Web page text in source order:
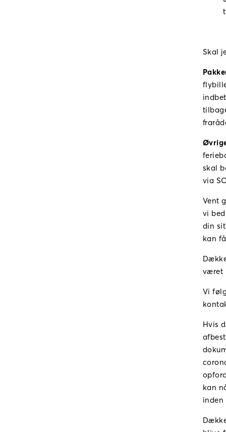
Skal
skal
via
Vent
vi
din
kan
været
Vi
Hvis
kan
inden